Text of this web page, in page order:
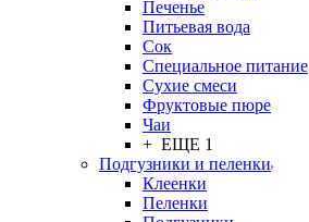
Печенье
Питьевая вода
Сок
Специальное питание
Сухие смеси
Фруктовые пюре
Чаи
+ ЕЩЕ 1
Подгузники и пеленки
Клеенки
Пеленки